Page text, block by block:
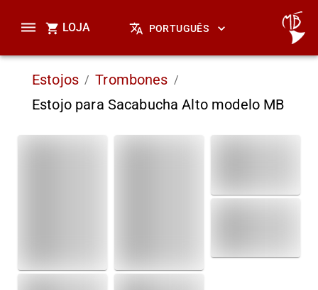
LOJA PORTUGUÊS
Estojos / Trombones /
Estojo para Sacabucha Alto modelo MB